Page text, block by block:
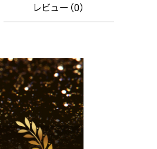
レビュー（0）